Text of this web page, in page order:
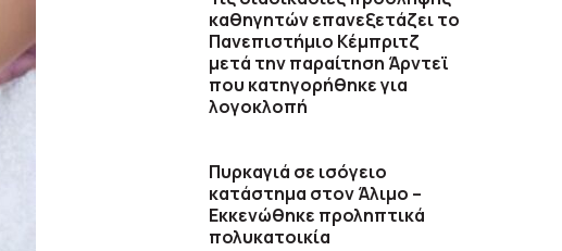
καθηγητών επανεξετάζει το
Πανεπιστήμιο Κέμπριτζ
μετά την παραίτηση Άρντεϊ
που κατηγορήθηκε για
λογοκλοπή
Πυρκαγιά σε ισόγειο
κατάστημα στον Άλιμο –
Εκκενώθηκε προληπτικά
πολυκατοικία